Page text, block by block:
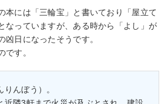
本には「三輪宝」と書いており「屋立て
なっていますが、ある時から「よし」が
凶日になったそうです。
です。
んぼう）。